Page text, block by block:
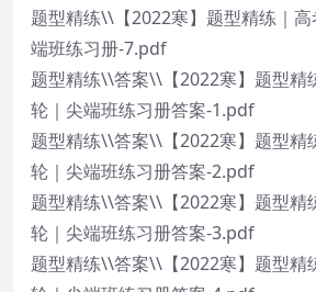
题型精练\\【2022寒】题型精练｜
端班练习册-7.pdf
题型精练\\答案\\【2022寒】题型精
轮｜尖端班练习册答案-1.pdf
题型精练\\答案\\【2022寒】题型精
轮｜尖端班练习册答案-2.pdf
题型精练\\答案\\【2022寒】题型精
轮｜尖端班练习册答案-3.pdf
题型精练\\答案\\【2022寒】题型精